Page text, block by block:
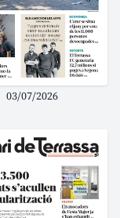
03/07/2026